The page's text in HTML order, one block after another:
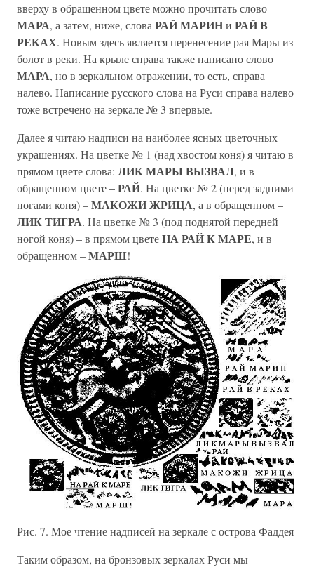
вверху в обращенном цвете можно прочитать слово
МАРА, а затем, ниже, словаРАЙ МАРИНи РАЙ В
РЕКАХ. Новым здесь является перенесение рая Мары из
болот в реки. На крыле справа также написано слово
МАРА, но в зеркальном отражении, то есть, справа
налево. Написание русского слова на Руси справа налево
тоже встречено на зеркале № 3 впервые.
Далее я читаю надписи на наиболее ясных цветочных
украшениях. На цветке № 1 (над хвостом коня) я читаю в
прямом цвете слова: ЛИК МАРЫ ВЫЗВАЛ, и в
обращенном цвете –РАЙ. На цветке № 2 (перед задними
ногами коня) –МАКОЖИ ЖРИЦА, а в обращенном –
ЛИК ТИГРА. На цветке № 3 (под поднятой передней
ногой коня) – в прямом цветеНА РАЙ К МАРЕ, и в
обращенном –МАРШ!
Рис. 7. Мое чтение надписей на зеркале с острова Фаддея
Таким образом, на бронзовых зеркалах Руси мы